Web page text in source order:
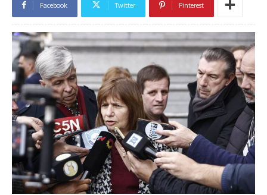
Facebook Twitter Pinterest